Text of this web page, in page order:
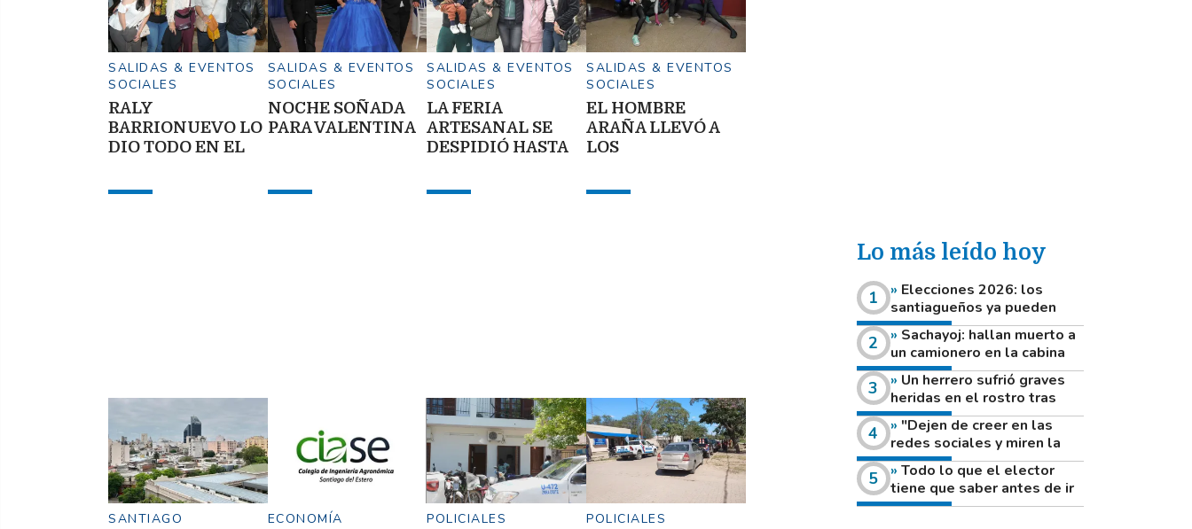
SALIDAS & EVENTOS
SOCIALES
RALY
BARRIONUEVO LO
DIO TODO EN EL
SALIDAS & EVENTOS
SOCIALES
NOCHE SOÑADA
PARA VALENTINA
SALIDAS & EVENTOS
SOCIALES
LA FERIA
ARTESANAL SE
DESPIDIÓ HASTA
SALIDAS & EVENTOS
SOCIALES
EL HOMBRE
ARAÑA LLEVÓ A
LOS
AL CINE
SANTIAGO ECONOMÍA POLICIALES POLICIALES
Lo más leído hoy
Elecciones 2026: los
santiagueños ya pueden
consultar dónde votan este
domingo
Sachayoj: hallan muerto a
un camionero en la cabina
de su vehículo a la vera de
un camino rural
Un herrero sufrió graves
heridas en el rostro tras
reventar el disco de una
amoladora
"Dejen de creer en las
redes sociales y miren la
heladera de sus casas": el
fuerte mensaje de una joven
que votó por primera vez
Todo lo que el elector
tiene que saber antes de ir
a votar este domingo